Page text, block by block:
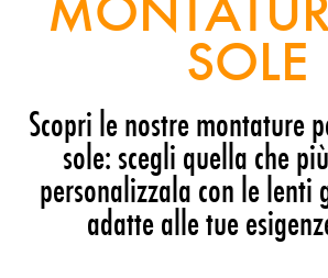
SOLE
Scopri le nostre montature
sole: scegli quella che
personalizzala con le lenti
adatte alle tue